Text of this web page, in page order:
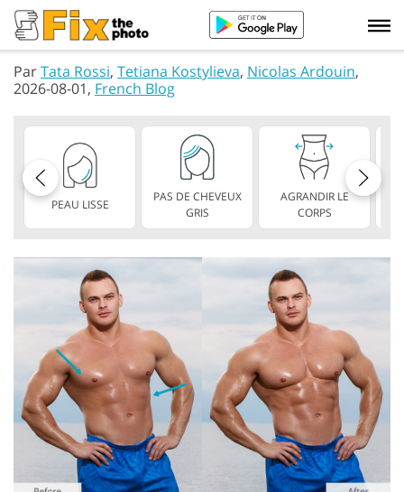
ParTata Rossi, Tetiana Kostylieva, Nicolas Ardouin,
2026-08-01, French Blog
PEAU LISSE
PAS DE CHEVEUX
GRIS
AGRANDIR LE
CORPS